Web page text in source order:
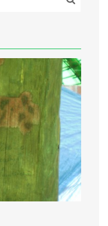
v Choceradech z.s.
RSS